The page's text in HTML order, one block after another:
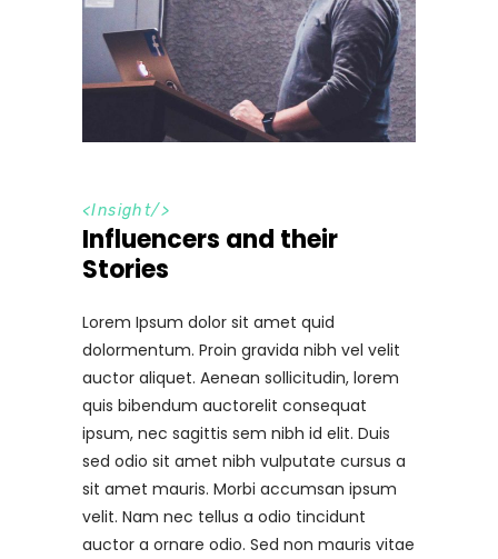
<Insight/>
Influencers and their
Stories
Lorem Ipsum dolor sit amet quid
dolormentum. Proin gravida nibh vel velit
auctor aliquet. Aenean sollicitudin, lorem
quis bibendum auctorelit consequat
ipsum, nec sagittis sem nibh id elit. Duis
sed odio sit amet nibh vulputate cursus a
sit amet mauris. Morbi accumsan ipsum
velit. Nam nec tellus a odio tincidunt
auctor a ornare odio. Sed non mauris vitae